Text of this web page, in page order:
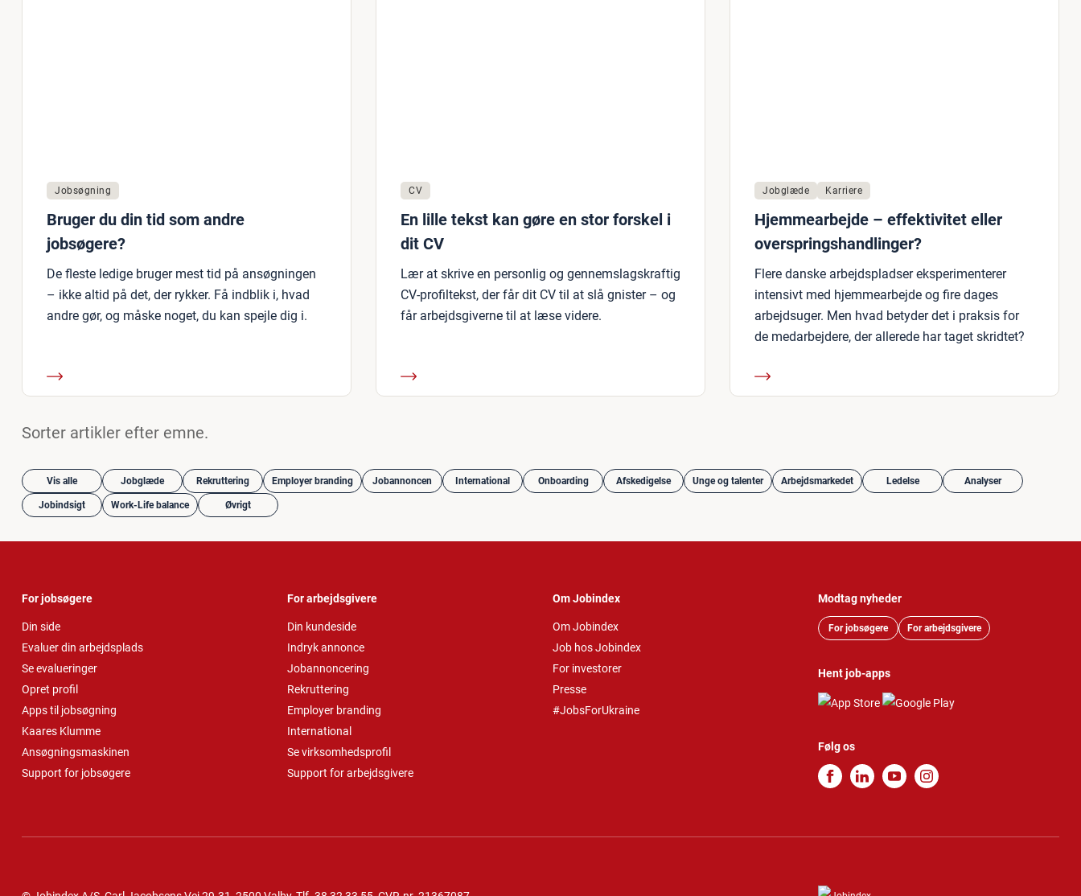
Jobsøgning
Bruger du din tid som andre
jobsøgere?
De fleste ledige bruger mest tid på ansøgningen
– ikke altid på det, der rykker. Få indblik i, hvad
andre gør, og måske noget, du kan spejle dig i.
CV
En lille tekst kan gøre en stor forskel i
dit CV
Lær at skrive en personlig og gennemslagskraftig
CV-profiltekst, der får dit CV til at slå gnister – og
får arbejdsgiverne til at læse videre.
Jobglæde Karriere
Hjemmearbejde – effektivitet eller
overspringshandlinger?
Flere danske arbejdspladser eksperimenterer
intensivt med hjemmearbejde og fire dages
arbejdsuger. Men hvad betyder det i praksis for
de medarbejdere, der allerede har taget skridtet?
Sorter artikler efter emne.
Vis alle Jobglæde Rekruttering Employer branding Jobannoncen International Onboarding Afskedigelse Unge og talenter Arbejdsmarkedet Ledelse Analyser
Jobindsigt Work-Life balance Øvrigt
For jobsøgere
Din side
Evaluer din arbejdsplads
Se evalueringer
Opret profil
Apps til jobsøgning
Kaares Klumme
Ansøgningsmaskinen
Support for jobsøgere
For arbejdsgivere
Din kundeside
Indryk annonce
Jobannoncering
Rekruttering
Employer branding
International
Se virksomhedsprofil
Support for arbejdsgivere
Om Jobindex
Om Jobindex
Job hos Jobindex
For investorer
Presse
#JobsForUkraine
Modtag nyheder
For jobsøgere For arbejdsgivere
Hent job-apps
Følg os